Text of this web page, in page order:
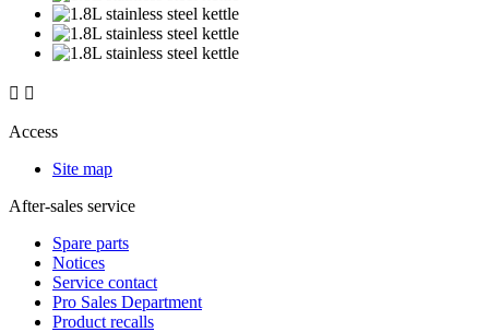
 
Access
Site map
After-sales service
Spare parts
Notices
Service contact
Pro Sales Department
Product recalls